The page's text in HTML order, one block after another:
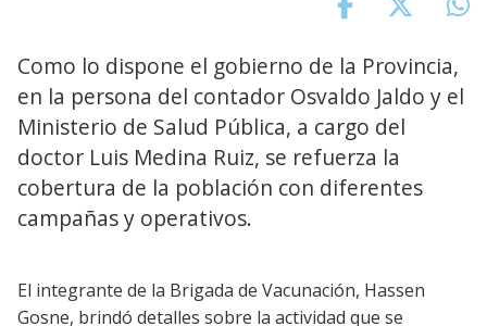
Como lo dispone el gobierno de la Provincia,
en la persona del contador Osvaldo Jaldo y el
Ministerio de Salud Pública, a cargo del
doctor Luis Medina Ruiz, se refuerza la
cobertura de la población con diferentes
campañas y operativos.
El integrante de la Brigada de Vacunación, Hassen
Gosne, brindó detalles sobre la actividad que se